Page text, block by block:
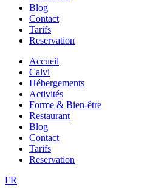
Blog
Contact
Tarifs
Reservation
Accueil
Calvi
Hébergements
Activités
Forme & Bien-être
Restaurant
Blog
Contact
Tarifs
Reservation
FR